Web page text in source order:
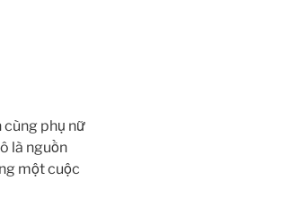
cùng phụ nữ
là nguồn
một cuộc